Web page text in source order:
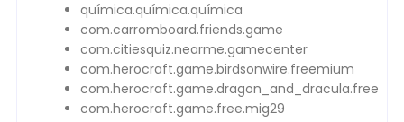
química.química.química
com.carromboard.friends.game
com.citiesquiz.nearme.gamecenter
com.herocraft.game.birdsonwire.freemium
com.herocraft.game.dragon_and_dracula.free
com.herocraft.game.free.mig29